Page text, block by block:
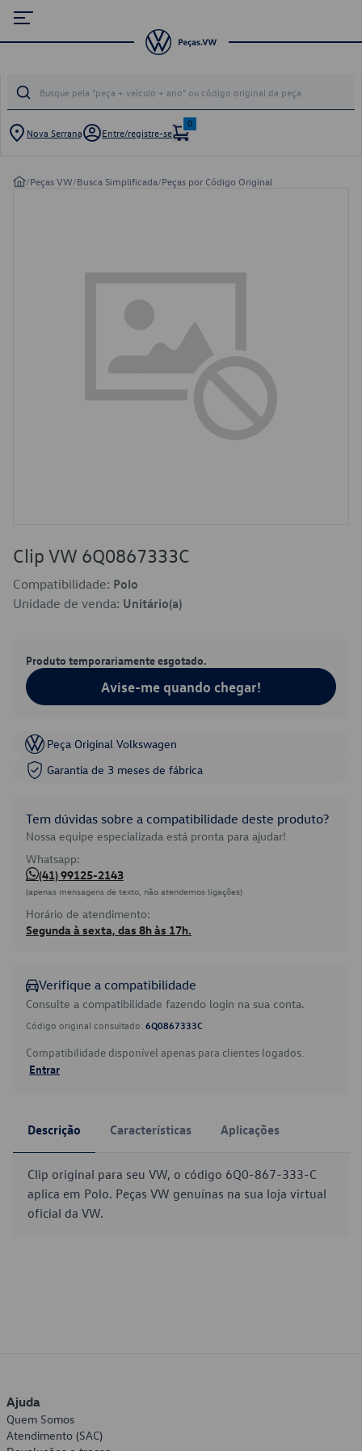
Nova Serrana Entre/registre-se
0
/Peças VW/Busca Simplificada/Peças por Código Original
Clip VW 6Q0867333C
Compatibilidade: Polo
Unidade de venda: Unitário(a)
Produto temporariamente esgotado.
Avise-me quando chegar!
Peça Original Volkswagen
Garantia de 3 meses de fábrica
Tem dúvidas sobre a compatibilidade deste produto?
Nossa equipe especializada está pronta para ajudar!
Whatsapp:
(41) 99125-2143
(apenas mensagens de texto, não atendemos ligações)
Horário de atendimento:
Segunda à sexta, das 8h às 17h.
Verifique a compatibilidade
Consulte a compatibilidade fazendo login na sua conta.
Código original consultado: 6Q0867333C
Compatibilidade disponível apenas para clientes logados.
Entrar
Descrição Características Aplicações
Clip original para seu VW, o código 6Q0-867-333-C
aplica em Polo. Peças VW genuínas na sua loja virtual
oficial da VW.
Ajuda
Quem Somos
Atendimento (SAC)